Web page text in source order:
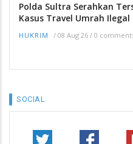
Polda Sultra Serahkan
Kasus Travel Umrah Ilegal
HUKRIM / 08 Aug 26 / 0
SOCIAL